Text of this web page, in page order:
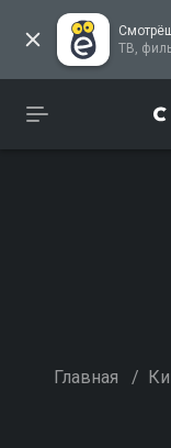
Главная /